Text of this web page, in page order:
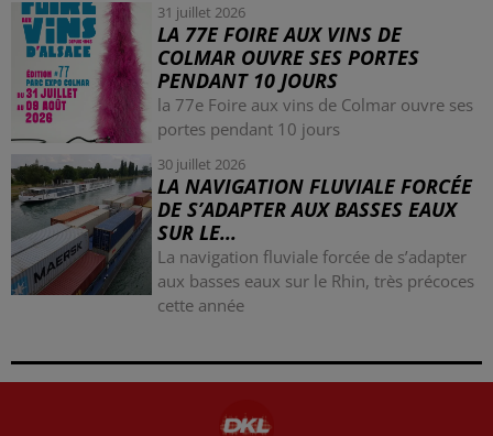
31 juillet 2026
LA 77E FOIRE AUX VINS DE
COLMAR OUVRE SES PORTES
PENDANT 10 JOURS
la 77e Foire aux vins de Colmar ouvre ses
portes pendant 10 jours
30 juillet 2026
LA NAVIGATION FLUVIALE FORCÉE
DE S’ADAPTER AUX BASSES EAUX
SUR LE...
La navigation fluviale forcée de s’adapter
aux basses eaux sur le Rhin, très précoces
cette année